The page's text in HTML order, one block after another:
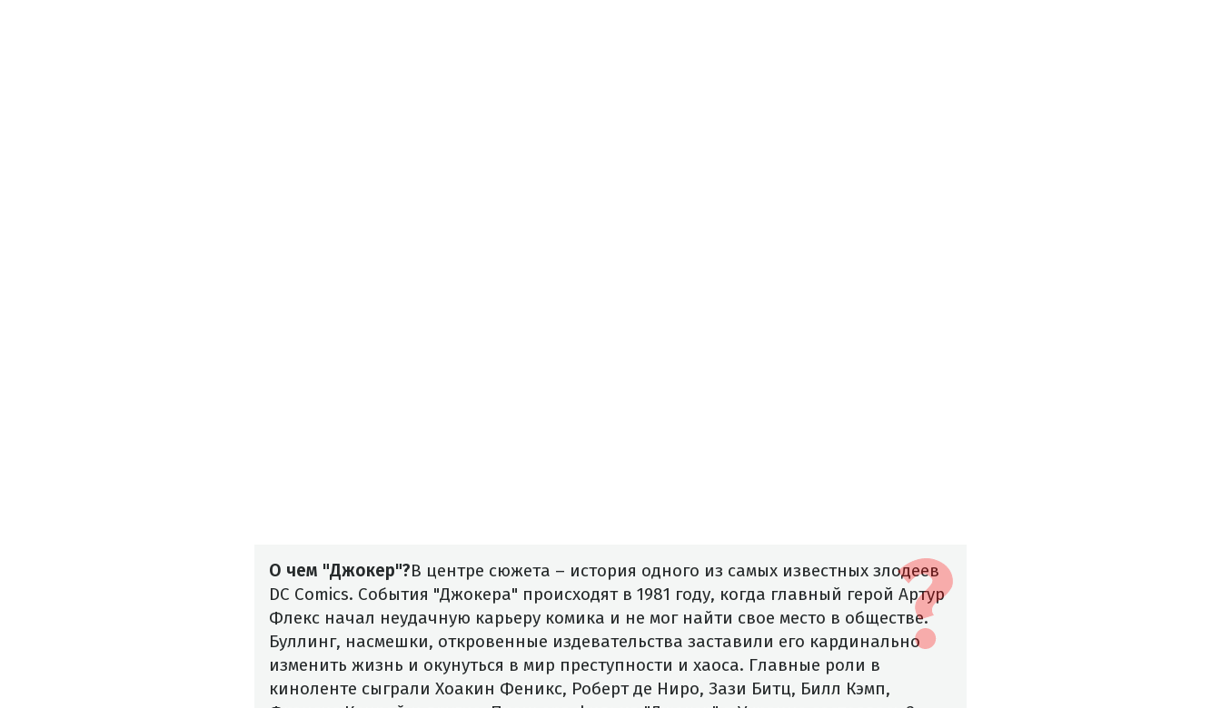
О чем "Джокер"?В центре сюжета – история одного из самых известных злодеев
DC Comics. События "Джокера" происходят в 1981 году, когда главный герой Артур
Флекс начал неудачную карьеру комика и не мог найти свое место в обществе.
Буллинг, насмешки, откровенные издевательства заставили его кардинально
изменить жизнь и окунуться в мир преступности и хаоса. Главные роли в
киноленте сыграли Хоакин Феникс, Роберт де Ниро, Зази Битц, Билл Кэмп,